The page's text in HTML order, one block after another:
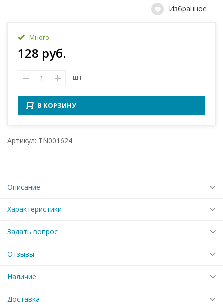
Избранное
Много
128 руб.
шт
В КОРЗИНУ
Артикул: TN001624
Описание
Характеристики
Задать вопрос
Отзывы
Наличие
Доставка